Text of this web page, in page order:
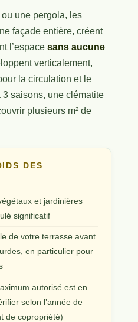
une pergola, les
façade entière, créent
l’espace sans aucune
verticalement,
la circulation et le
saisons, une clématite
plusieurs m² de
DES
et jardinières
significatif
de votre terrasse avant
en particulier pour
autorisé est en
selon l’année de
de copropriété)